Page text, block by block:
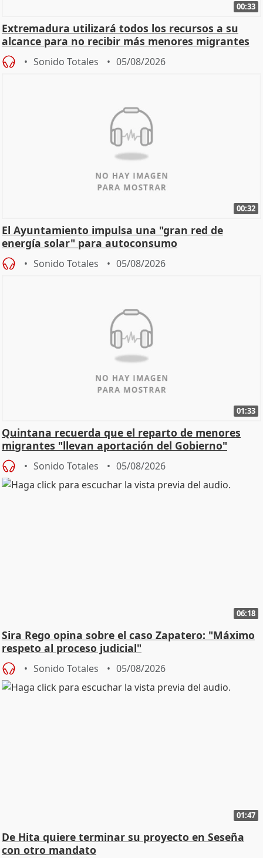
00:33
Extremadura utilizará todos los recursos a su
alcance para no recibir más menores migrantes
Sonido Totales 05/08/2026
00:32
El Ayuntamiento impulsa una "gran red de
energía solar" para autoconsumo
Sonido Totales 05/08/2026
01:33
Quintana recuerda que el reparto de menores
migrantes "llevan aportación del Gobierno"
central
Sonido Totales 05/08/2026
06:18
Sira Rego opina sobre el caso Zapatero: "Máximo
respeto al proceso judicial"
Sonido Totales 05/08/2026
01:47
De Hita quiere terminar su proyecto en Seseña
con otro mandato